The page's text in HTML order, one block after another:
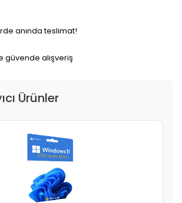
anında teslimat!
güvende alışveriş
Ürünler